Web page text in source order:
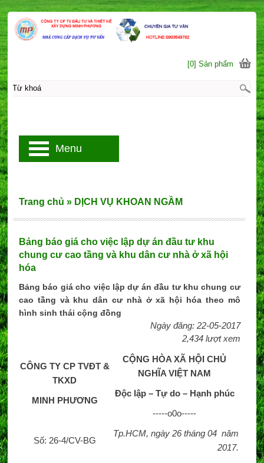
Bảng báo giá cho việc lập dự án đầu tư khu
chung cư cao tầng và khu dân cư nhà ở xã hội
hóa
Bảng báo giá cho việc lập dự án đầu tư khu chung cư
cao tầng và khu dân cư nhà ở xã hội hóa theo mô
hình sinh thái cộng đồng
Ngày đăng: 22-05-2017
2,434 lượt xem
CÔNG TY CP TVĐT &
TKXD
MINH PHƯƠNG
Số: 26-4/CV-BG
CỘNG HÒA XÃ HỘI CHỦ
NGHĨA VIỆT NAM
Độc lập – Tự do – Hạnh phúc
-----o0o-----
Tp.HCM, ngày 26 tháng 04 năm
2017.
Trang chủ » DỊCH VỤ KHOAN NGẦM
[0] Sản phẩm
Menu